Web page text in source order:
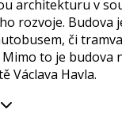
architekturu v
rozvoje. Budova
či
to je budova
Václava Havla.